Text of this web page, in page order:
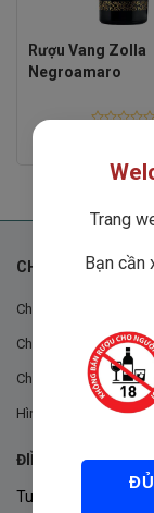
Rượu Vang Zolla
Negroamaro
CHÍNH SÁCH
Chính sách chung
Chính sách đổi trả
Chính sách mua hàng
Hình thức thanh toán
ĐIỀU KHOẢN VÀ
Tuân thủ Nghị định
Trang
Bạn cần